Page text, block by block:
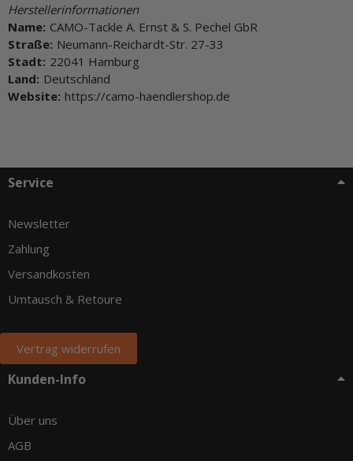
Herstellerinformationen
Name: CAMO-Tackle A. Ernst & S. Pechel GbR
Straße: Neumann-Reichardt-Str. 27-33
Stadt: 22041 Hamburg
Land: Deutschland
Website: https://camo-haendlershop.de
Service
Newsletter
Zahlung
Versandkosten
Umtausch & Retoure
Vertrag widerrufen
Kunden-Info
Über uns
AGB